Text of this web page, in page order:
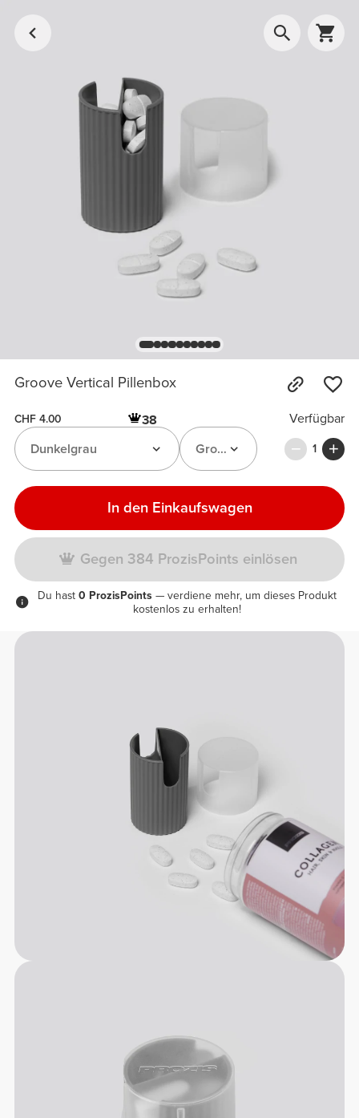
Groove Vertical Pillenbox
CHF 4.00 38
Verfügbar
Groove vertikale Pillenbox
Dunkelgrau 1
In den Einkaufswagen
Gegen 384 ProzisPoints einlösen
Du hast 0 ProzisPoints — verdiene mehr, um dieses Produkt
kostenlos zu erhalten!